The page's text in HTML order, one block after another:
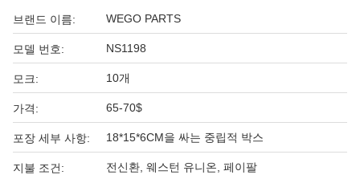
브랜드 이름: WEGO PARTS
모델 번호: NS1198
모크: 10개
가격: 65-70$
포장 세부 사항: 18*15*6CM을 싸는 중립적 박스
지불 조건: 전신환, 웨스턴 유니온, 페이팔